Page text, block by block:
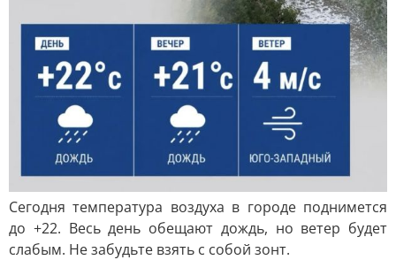
Сегодня температура воздуха в городе поднимется
до +22. Весь день обещают дождь, но ветер будет
слабым. Не забудьте взять с собой зонт.